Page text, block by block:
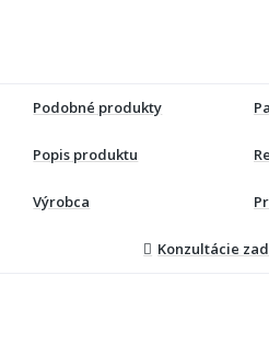
Podobné produkty
Popis produktu
Výrobca
Konzultácie